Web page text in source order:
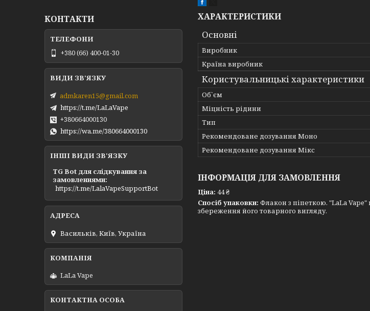
ХАРАКТЕРИСТИКИ
Основні
Виробник
Країна виробник
Користувальницькі характеристики
Об`єм
Міцність рідини
Тип
Рекомендоване дозування Моно
Рекомендоване дозування Мікс
ІНФОРМАЦІЯ ДЛЯ ЗАМОВЛЕННЯ
Ціна: 44 ₴
Спосіб упаковки: Флакон з піпеткою. "LaLa Vape"
збереження його товарного вигляду.
КОНТАКТИ
+380 (66) 400-01-30
admkaren15@gmail.com
https://t.me/LaLaVape
+380664000130
https://wa.me/380664000130
ІНШІ ВИДИ ЗВ'ЯЗКУ
TG Bot для слідкування за
замовленнями
https://t.me/LalaVapeSupportBot
Васильків, Київ, Україна
LaLa Vape